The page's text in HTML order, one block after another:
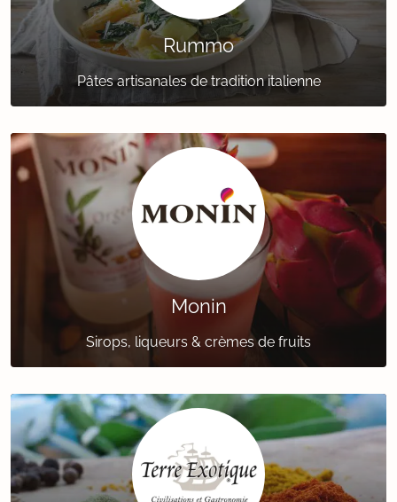
Rummo
Pâtes artisanales de tradition italienne
Monin
Sirops, liqueurs & crèmes de fruits